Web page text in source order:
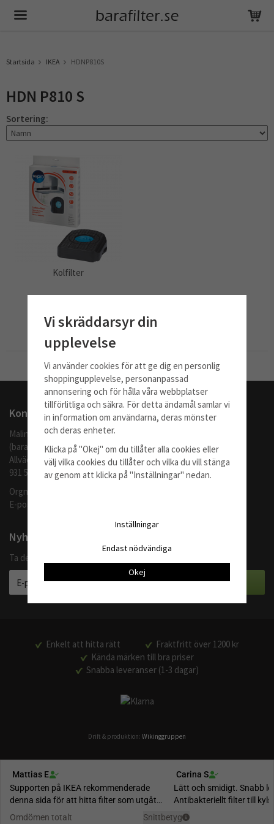
Startsida IKEA HDNP810S
HDN P810 S
Sortering:
Kolfilter
Info Köp
Till Kassan
Kontakta oss
Malingo AB
(barafilter.se)
Allvädersgränd 35
931 52 SKELLEFTEÅ
Orgnr: 559062-1370
E-post:
Nyhetsbrev
Ta del av våra bästa erbjudanden och produktnyheter
Enkelt att hitta rätt
Fraktfritt över 1200 kr
Kända märken till bra priser
Snabba leveranser (1-3 dagar)
Drift & produktion: Wikinggruppen
Vi skräddarsyr din
upplevelse
Vi använder cookies för att ge dig en personlig
shoppingupplevelse, personanpassad
annonsering och för hålla våra webbplatser
tillförlitliga och säkra. För detta ändamål samlar vi
in information om användarna, deras mönster
och deras enheter.
Klicka på "Okej" om du tillåter alla cookies eller
välj vilka cookies du tillåter och vilka du vill stänga
av genom att klicka på "Inställningar" nedan.
Inställningar
Endast nödvändiga
Okej